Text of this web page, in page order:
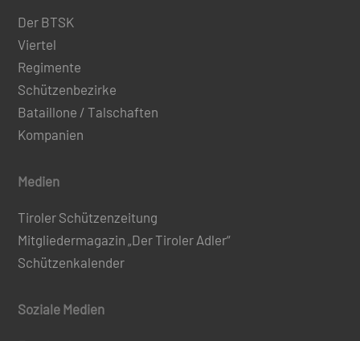
Der BTSK
Viertel
Regimente
Schützenbezirke
Bataillone / Talschaften
Kompanien
Medien
Tiroler Schützenzeitung
Mitgliedermagazin „Der Tiroler Adler“
Schützenkalender
Soziale Medien